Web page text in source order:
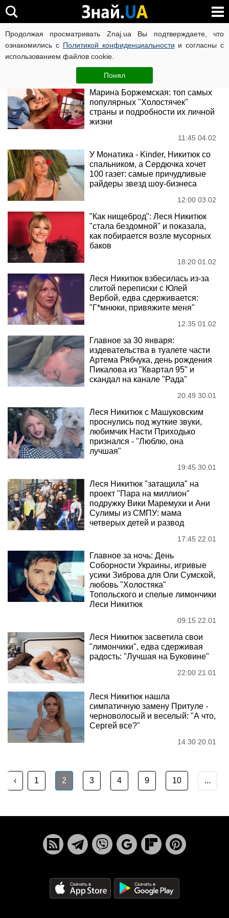
Продолжая просматривать Znaj.ua Вы подтверждаете, что
ознакомились с Политикой конфиденциальности и согласны с
использованием файлов cookie.
Понял
Леся Никитюк
Тина Кароль, Леся Никитюк,
Марина Боржемская: топ самых
популярных "Холостячек"
страны и подробности их личной
жизни
11:45 04.02
У Монатика - Kinder, Никитюк со
спальником, а Сердючка хочет
100 газет: самые причудливые
райдеры звезд шоу-бизнеса
12:00 03.02
"Как нищеброд": Леся Никитюк
"стала бездомной" и показала,
как побирается возле мусорных
баков
18:20 01.02
Леся Никитюк взбесилась из-за
слитой переписки с Юлей
Вербой, едва сдерживается:
"Г*мнюки, привяжите меня"
12:35 01.02
Главное за 30 января:
издевательства в туалете части
Артема Рябчука, день рождения
Пикалова из "Квартал 95" и
скандал на канале "Рада"
20:49 30.01
Леся Никитюк с Машуковским
проснулись под жуткие звуки,
любимчик Насти Приходько
признался - "Люблю, она
лучшая"
19:45 30.01
Леся Никитюк "затащила" на
проект "Пара на миллион"
подружку Вики Маремухи и Ани
Сулимы из СМПУ: мама
четверых детей и развод
17:45 22.01
Главное за ночь: День
Соборности Украины, игривые
усики Зиброва для Оли Сумской,
любовь "Холостяка"
Топольского и спелые лимончики
Леси Никитюк
09:15 22.01
Леся Никитюк засветила свои
"лимончики", едва сдерживая
радость: "Лучшая на Буковине"
22:00 21.01
Леся Никитюк нашла
симпатичную замену Притуле -
черноволосый и веселый: "А что,
Сергей все?"
14:30 20.01
‹ 1 2 3 4 9 10 ...